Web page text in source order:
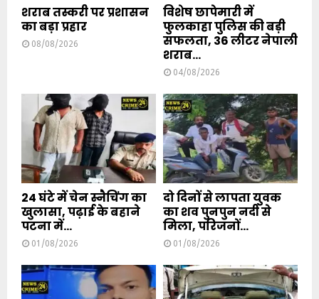
शराब तस्करी पर प्रशासन
का बड़ा प्रहार
08/08/2026
विशेष छापेमारी में
फुलकाहा पुलिस की बड़ी
सफलता, 36 लीटर नेपाली
शराब...
04/08/2026
24 घंटे में चेन स्नैचिंग का
खुलासा, पढ़ाई के बहाने
पटना में...
01/08/2026
दो दिनों से लापता युवक
का शव पुनपुन नदी से
मिला, परिजनों...
01/08/2026